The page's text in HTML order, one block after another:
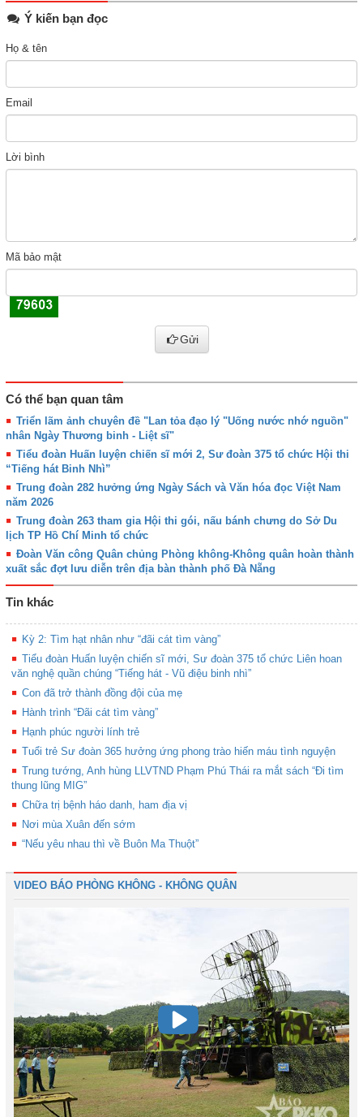
Ý kiến bạn đọc
Họ & tên
Email
Lời bình
Mã bảo mật
Gửi
Có thể bạn quan tâm
Triển lãm ảnh chuyên đề "Lan tỏa đạo lý "Uống nước nhớ nguồn"
nhân Ngày Thương binh - Liệt sĩ"
Tiểu đoàn Huấn luyện chiến sĩ mới 2, Sư đoàn 375 tổ chức Hội thi
“Tiếng hát Binh Nhì”
Trung đoàn 282 hưởng ứng Ngày Sách và Văn hóa đọc Việt Nam
năm 2026
Trung đoàn 263 tham gia Hội thi gói, nấu bánh chưng do Sở Du
lịch TP Hồ Chí Minh tổ chức
Đoàn Văn công Quân chủng Phòng không-Không quân hoàn thành
xuất sắc đợt lưu diễn trên địa bàn thành phố Đà Nẵng
Tin khác
Kỳ 2: Tìm hạt nhân như “đãi cát tìm vàng”
Tiểu đoàn Huấn luyện chiến sĩ mới, Sư đoàn 375 tổ chức Liên hoan
văn nghệ quần chúng “Tiếng hát - Vũ điệu binh nhì”
Con đã trở thành đồng đội của mẹ
Hành trình “Đãi cát tìm vàng”
Hạnh phúc người lính trẻ
Tuổi trẻ Sư đoàn 365 hưởng ứng phong trào hiến máu tình nguyện
Trung tướng, Anh hùng LLVTND Phạm Phú Thái ra mắt sách “Đi tìm
thung lũng MIG”
Chữa trị bệnh háo danh, ham địa vị
Nơi mùa Xuân đến sớm
“Nếu yêu nhau thì về Buôn Ma Thuột”
VIDEO BÁO PHÒNG KHÔNG - KHÔNG QUÂN